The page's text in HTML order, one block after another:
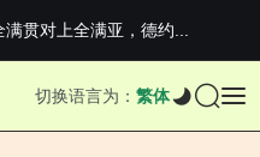
贯对上全满亚，德约...
正式上线，官...
你不要太离谱
切换语言为： 繁体